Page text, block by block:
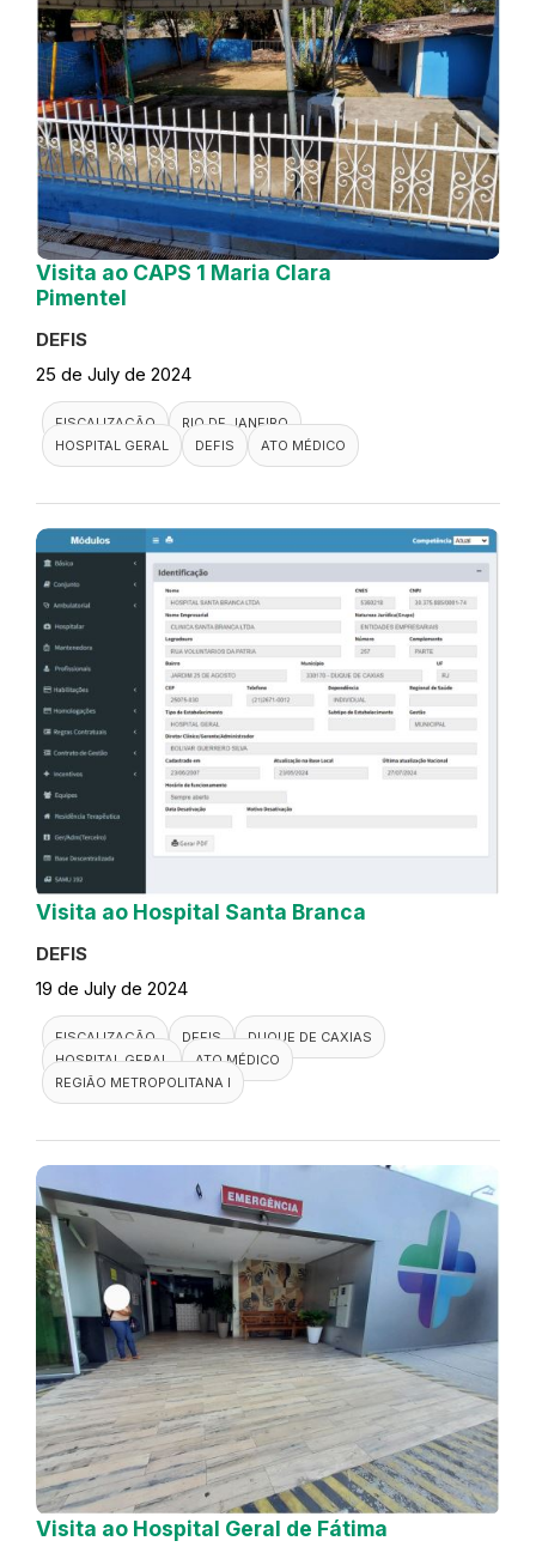
Visita ao CAPS 1 Maria Clara
Pimentel
DEFIS
25 de July de 2024
FISCALIZAÇÃO
RIO DE JANEIRO
HOSPITAL GERAL
DEFIS ATO MÉDICO
Visita ao Hospital Santa Branca
DEFIS
19 de July de 2024
FISCALIZAÇÃO DEFIS
DUQUE DE CAXIAS
HOSPITAL GERAL
ATO MÉDICO
REGIÃO METROPOLITANA I
Visita ao Hospital Geral de Fátima